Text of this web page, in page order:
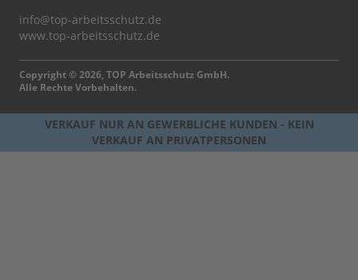
info@top-arbeitsschutz.de
www.top-arbeitsschutz.de
Copyright © 2026, TOP Arbeitsschutz GmbH.
Alle Rechte Vorbehalten.
VERKAUF NUR AN GEWERBLICHE KUNDEN - KEIN
VERKAUF AN PRIVATPERSONEN